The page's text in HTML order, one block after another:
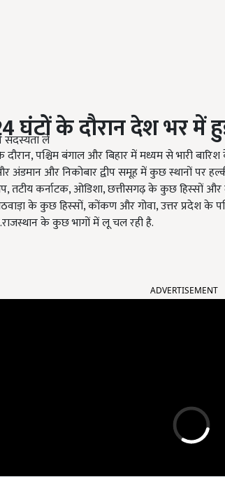
सदस्यता लें
घंटों के दौरान देश भर में
पश्चिम बंगाल और बिहार में मध्यम से भारी बारिश
अंडमान और निकोबार द्वीप समूह में कुछ स्थानों पर
तटीय कर्नाटक, ओडिशा, छत्तीसगढ़ के कुछ हिस्सों और
के कुछ हिस्सों, कोंकण और गोवा, उत्तर प्रदेश के
के कुछ भागों में लू चल रही है.